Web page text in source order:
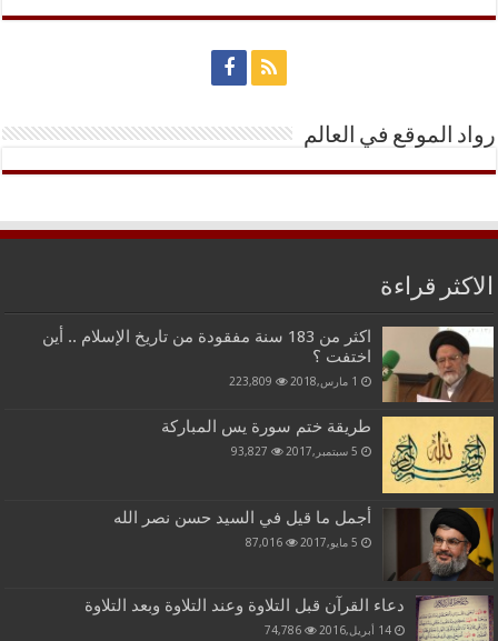
رواد الموقع في العالم
الاكثر قراءة
اكثر من 183 سنة مفقودة من تاريخ الإسلام .. أين
اختفت ؟
1 مارس,2018 223,809
طريقة ختم سورة يس المباركة
5 سبتمبر,2017 93,827
أجمل ما قيل في السيد حسن نصر الله
5 مايو,2017 87,016
دعاء القرآن قبل التلاوة وعند التلاوة وبعد التلاوة
14 أبريل,2016 74,786